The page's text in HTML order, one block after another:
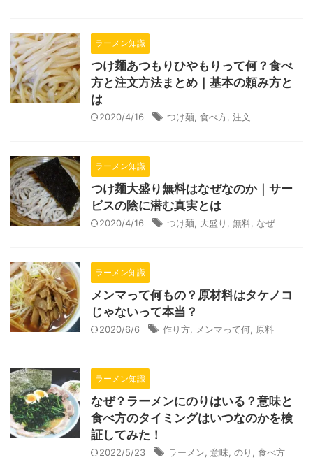
ラーメン知識
つけ麺あつもりひやもりって何？食べ
方と注文方法まとめ｜基本の頼み方と
は
2020/4/16 つけ麺 食べ方 注文
ラーメン知識
つけ麺大盛り無料はなぜなのか｜サー
ビスの陰に潜む真実とは
2020/4/16 つけ麺 大盛り 無料 なぜ
ラーメン知識
メンマって何もの？原材料はタケノコ
じゃないって本当？
2020/6/6 作り方 メンマって何 原料
ラーメン知識
なぜ？ラーメンにのりはいる？意味と
食べ方のタイミングはいつなのかを検
証してみた！
2022/5/23 ラーメン 意味 のり 食べ方